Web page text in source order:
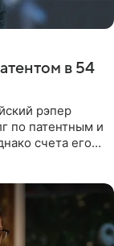
в 54
рэпер
по патентным и
счета его